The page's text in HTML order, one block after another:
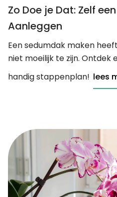
Zo Doe je Dat: Zelf
Aanleggen
Een sedumdak maken
niet moeilijk te zijn. Ontdek
handig stappenplan! lees